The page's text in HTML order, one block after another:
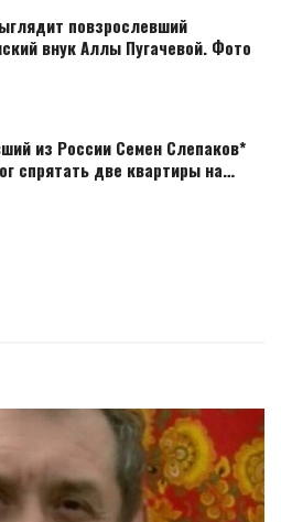
повзрослевший
внук Аллы Пугачевой. Фото
из России Семен Слепаков*
спрятать две квартиры на…